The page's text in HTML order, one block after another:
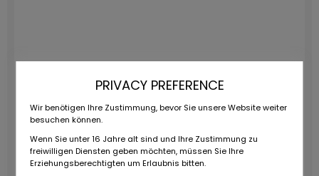
PRIVACY PREFERENCE
Wir benötigen Ihre Zustimmung, bevor Sie unsere Website weiter
besuchen können.
Wenn Sie unter 16 Jahre alt sind und Ihre Zustimmung zu
freiwilligen Diensten geben möchten, müssen Sie Ihre
Erziehungsberechtigten um Erlaubnis bitten.